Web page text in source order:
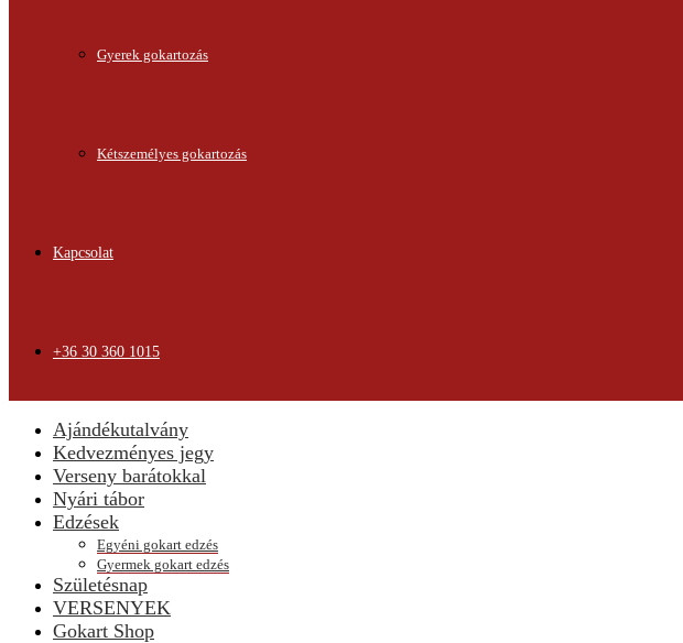
Gyerek gokartozás
Kétszemélyes gokartozás
Kapcsolat
+36 30 360 1015
Ajándékutalvány
Kedvezményes jegy
Verseny barátokkal
Nyári tábor
Edzések
Egyéni gokart edzés
Gyermek gokart edzés
Születésnap
VERSENYEK
Gokart Shop